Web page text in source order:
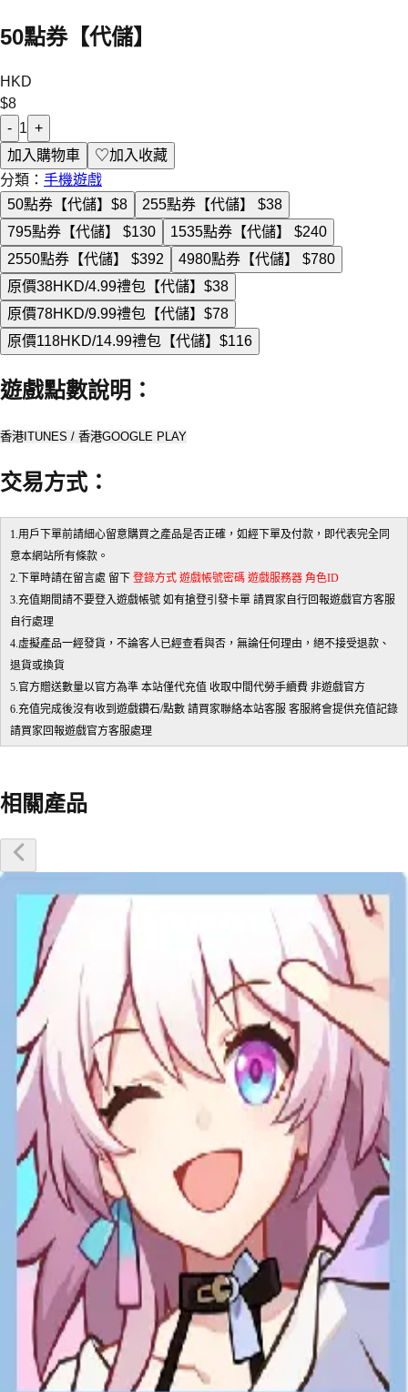
50點券【代儲】
HKD
$8
- 1 +
加入購物車
♡加入收藏
分類： 手機遊戲
50點券【代儲】 $8 255點券【代儲】 $38
795點券【代儲】 $130 1535點券【代儲】 $240
2550點券【代儲】 $392 4980點券【代儲】 $780
原價38HKD/4.99禮包【代儲】 $38
原價78HKD/9.99禮包【代儲】 $78
原價118HKD/14.99禮包【代儲】 $116
遊戲點數說明 ：
香港ITUNES / 香港GOOGLE PLAY
交易方式：
1.用戶下單前請細心留意購買之產品是否正確，如經下單及付款，即代表完全同
意本網站所有條款。
2.下單時請在留言處 留下 登錄方式 遊戲帳號密碼 遊戲服務器 角色ID
3.充值期間請不要登入遊戲帳號 如有搶登引發卡單 請買家自行回報遊戲官方客服
自行處理
4.虛擬產品一經發貨，不論客人已經查看與否，無論任何理由，絕不接受退款、
退貨或換貨
5.官方贈送數量以官方為準 本站僅代充值 收取中間代勞手續費 非遊戲官方
6.充值完成後沒有收到遊戲鑽石/點數 請買家聯絡本站客服 客服將會提供充值記錄
請買家回報遊戲官方客服處理
相關產品
手機遊戲